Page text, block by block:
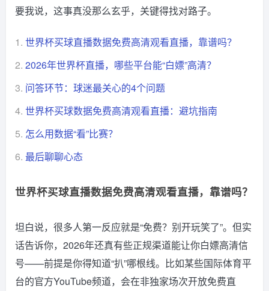
要我说，这事真没那么玄乎，关键得找对路子。
1. 世界杯买球直播数据免费高清观看直播，靠谱吗？
2. 2026年世界杯直播，哪些平台能“白嫖”高清？
3. 问答环节：球迷最关心的4个问题
4. 世界杯买球数据免费高清观看直播：避坑指南
5. 怎么用数据“看”比赛？
6. 最后聊聊心态
世界杯买球直播数据免费高清观看直播，靠谱吗？
坦白说，很多人第一反应就是“免费？别开玩笑了”。但实
话告诉你，2026年还真有些正规渠道能让你白嫖高清信
号——前提是你得知道“扒”哪根线。比如某些国际体育平
台的官方YouTube频道，会在非独家场次开放免费直